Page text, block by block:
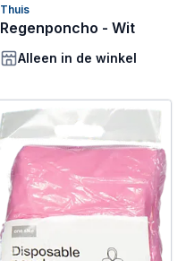
Thuis
Regenponcho - Wit
Alleen in de winkel